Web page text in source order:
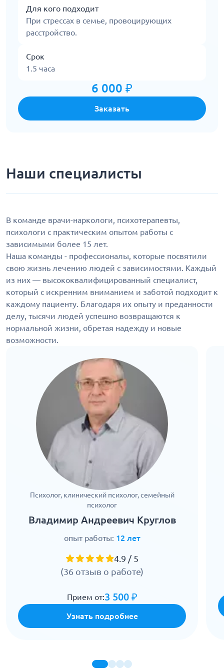
Для кого подходит
При стрессах в семье, провоцирующих
расстройство.
Срок
1.5 часа
6 000 ₽
Заказать
Наши специалисты
В команде врачи-наркологи, психотерапевты,
психологи с практическим опытом работы с
зависимыми более 15 лет.
Наша команды - профессионалы, которые посвятили
свою жизнь лечению людей с зависимостями. Каждый
из них — высококвалифицированный специалист,
который с искренним вниманием и заботой подходит к
каждому пациенту. Благодаря их опыту и преданности
делу, тысячи людей успешно возвращаются к
нормальной жизни, обретая надежду и новые
возможности.
Психолог, клинический психолог, семейный
психолог
Владимир Андреевич Круглов
опыт работы: 12 лет
4.9 / 5
(36 отзыв о работе)
Прием от:3 500 ₽
Узнать подробнее